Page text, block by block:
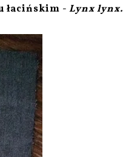
łacińskim - Lynx lynx.